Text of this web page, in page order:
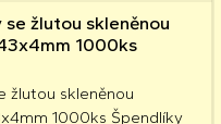
se žlutou skleněnou
1000ks
žlutou skleněnou
1000ks Špendlíky